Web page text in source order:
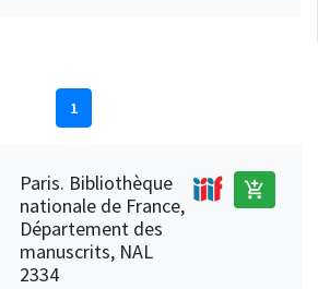
1
Paris. Bibliothèque
nationale de France,
Département des
manuscrits, NAL
2334
add_shopping_cart